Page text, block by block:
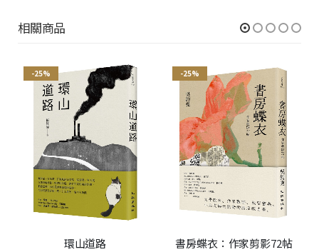
相關商品
-25%
環山道路
-25%
書房蝶衣：作家剪影72帖